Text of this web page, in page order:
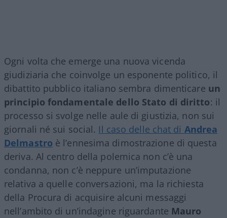
Ogni volta che emerge una nuova vicenda
giudiziaria che coinvolge un esponente politico, il
dibattito pubblico italiano sembra dimenticare un
principio fondamentale dello Stato di diritto: il
processo si svolge nelle aule di giustizia, non sui
giornali né sui social. Il caso delle chat di Andrea
Delmastro è l’ennesima dimostrazione di questa
deriva. Al centro della polemica non c’è una
condanna, non c’è neppure un’imputazione
relativa a quelle conversazioni, ma la richiesta
della Procura di acquisire alcuni messaggi
nell’ambito di un’indagine riguardante Mauro